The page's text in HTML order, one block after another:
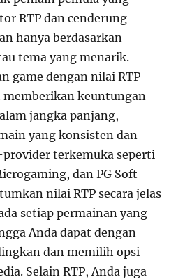
RTP dan cenderung
hanya berdasarkan
tema yang menarik.
game dengan nilai RTP
keuntungan
jangka panjang,
yang konsisten dan
terkemuka seperti
dan PG Soft
nilai RTP secara jelas
setiap permainan yang
Anda dapat dengan
dan memilih opsi
Selain RTP, Anda juga